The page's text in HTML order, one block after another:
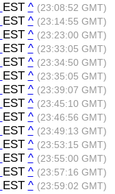
EST ^ (23:08:52 GMT)
EST ^ (23:14:55 GMT)
EST ^ (23:23:00 GMT)
EST ^ (23:33:05 GMT)
EST ^ (23:34:50 GMT)
EST ^ (23:35:05 GMT)
EST ^ (23:39:07 GMT)
EST ^ (23:45:10 GMT)
EST ^ (23:46:56 GMT)
EST ^ (23:49:13 GMT)
EST ^ (23:53:15 GMT)
EST ^ (23:55:00 GMT)
EST ^ (23:57:16 GMT)
EST ^ (23:59:02 GMT)